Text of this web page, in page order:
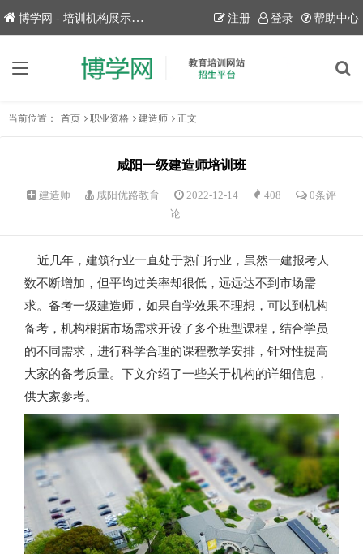
博学网 - 培训机构展示平台！ 注册 登录 帮助中心
当前位置： 首页 职业资格 建造师 正文
咸阳一级建造师培训班
建造师 咸阳优路教育 2022-12-14 408
0条评
论
近几年，建筑行业一直处于热门行业，虽然一建报考人
数不断增加，但平均过关率却很低，远远达不到市场需
求。备考一级建造师，如果自学效果不理想，可以到机构
备考，机构根据市场需求开设了多个班型课程，结合学员
的不同需求，进行科学合理的课程教学安排，针对性提高
大家的备考质量。下文介绍了一些关于机构的详细信息，
供大家参考。